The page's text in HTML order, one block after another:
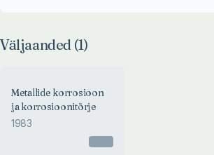
Väljaanded (1)
Metallide korrosioon
ja korrosioonitõrje
1983